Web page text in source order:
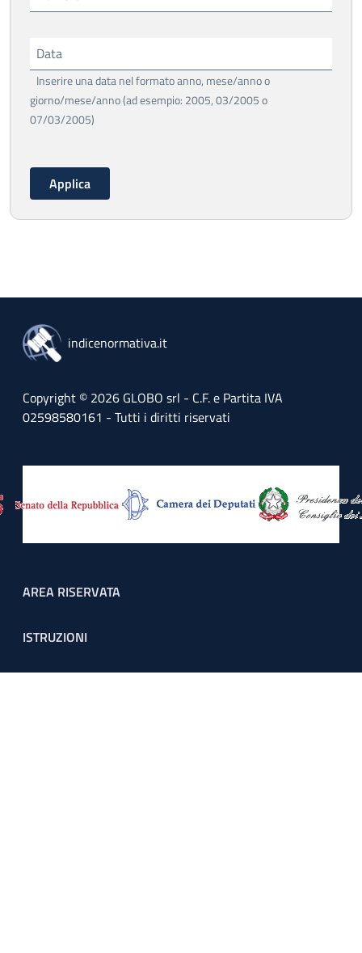
Data
Inserire una data nel formato anno, mese/anno o
giorno/mese/anno (ad esempio: 2005, 03/2005 o
07/03/2005)
indicenormativa.it
Copyright © 2026 GLOBO srl - C.F. e Partita IVA
02598580161 - Tutti i diritti riservati
Footer menu
AREA RISERVATA
ISTRUZIONI